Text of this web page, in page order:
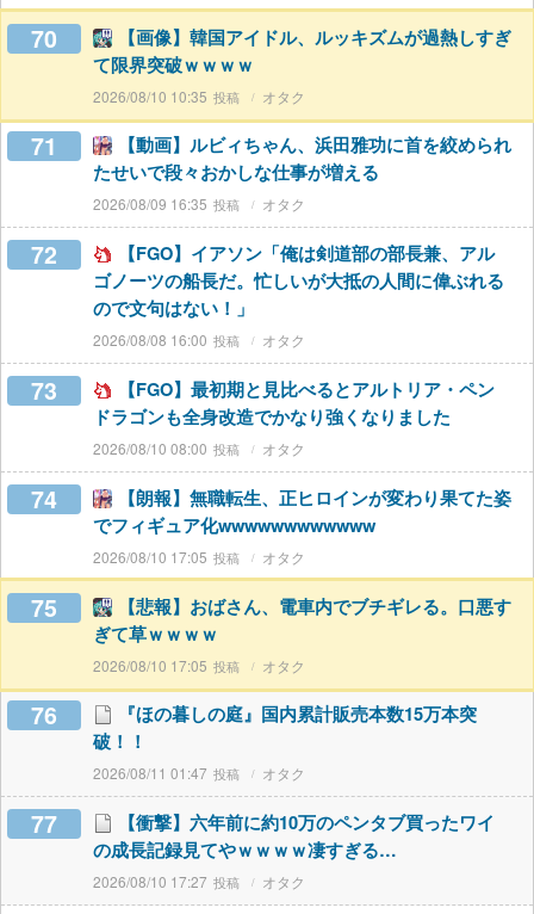
70
【画像】韓国アイドル、ルッキズムが過熱しすぎ
て限界突破ｗｗｗｗ
2026/08/10 10:35 オタク
71
【動画】ルビィちゃん、浜田雅功に首を絞められ
たせいで段々おかしな仕事が増える
2026/08/09 16:35 オタク
72
【FGO】イアソン「俺は剣道部の部長兼、アル
ゴノーツの船長だ。忙しいが大抵の人間に偉ぶれる
ので文句はない！」
2026/08/08 16:00 オタク
73
【FGO】最初期と見比べるとアルトリア・ペン
ドラゴンも全身改造でかなり強くなりました
2026/08/10 08:00 オタク
74
【朗報】無職転生、正ヒロインが変わり果てた姿
でフィギュア化wwwwwwwwwwww
2026/08/10 17:05 オタク
75
【悲報】おばさん、電車内でブチギレる。口悪す
ぎて草ｗｗｗｗ
2026/08/10 17:05 オタク
76
『ほの暮しの庭』国内累計販売本数15万本突
破！！
2026/08/11 01:47 オタク
77
【衝撃】六年前に約10万のペンタブ買ったワイ
の成長記録見てやｗｗｗｗ凄すぎる…
2026/08/10 17:27 オタク